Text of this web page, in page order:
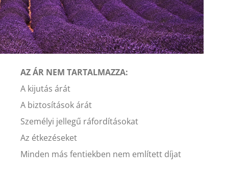
AZ ÁR NEM TARTALMAZZA:
A kijutás árát
A biztosítások árát
Személyi jellegű ráfordításokat
Az étkezéseket
Minden más fentiekben nem említett díjat